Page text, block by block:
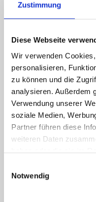
Zustimmung
Diese Webseite
Wir verwenden
personalisieren,
zu können und die
analysieren. Außerdem
Verwendung unserer
soziale Medien,
Partner führen diese
weiteren Daten
haben oder die sie im
Notwendig
30,40 kWh
Weitere
Energieausweis